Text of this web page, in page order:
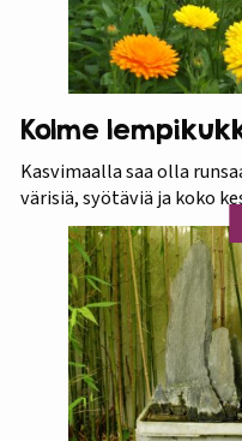
Kolme
Kasvimaalla saa olla
värisiä, syötäviä ja koko